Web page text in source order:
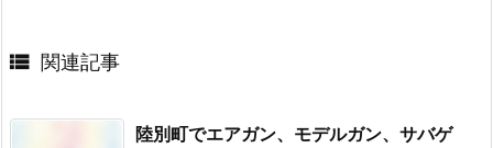
 関連記事
陸別町でエアガン、モデルガン、サバゲ